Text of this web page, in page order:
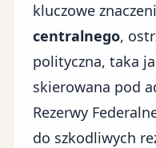
kluczowe
centralnego,
polityczna, taka
skierowana pod
Rezerwy
do szkodliwych